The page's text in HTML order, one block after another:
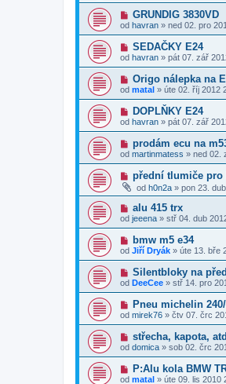
GRUNDIG 3830VD
od havran » ned 02. pro
SEDAČKY E24
od havran » pát 07. zář
Origo nálepka na
od matal » úte 02. říj 2012
DOPLŇKY E24
od havran » pát 07. zář
prodám ecu na
od martinmatess » ned 02.
přední tlumiče pro
od h0n2a » pon 23.
alu 415 trx
od jeeena » stř 04. dub
bmw m5 e34
od Jiří Dryák » úte 13. bře
Silentbloky na
od DeeCee » stř 14. pro
Pneu michelin
od mirek76 » čtv 07. črc
střecha, kapota,
od domica » sob 02. črc
P:Alu kola BMW
od matal » úte 09. lis 2010